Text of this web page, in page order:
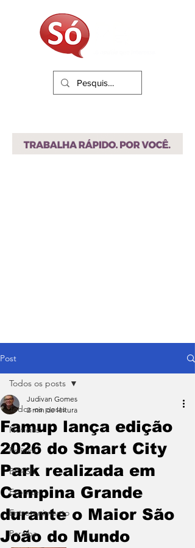
Post
Todos os posts
Notícias
Política
BRASIL
Esporte
Entretenimento
Paraíba
Todos os posts
Famup lança edição
2026 do Smart City
Park realizada em
Campina Grande
durante o Maior São
João do Mundo
Judivan Gomes
2 min de leitura